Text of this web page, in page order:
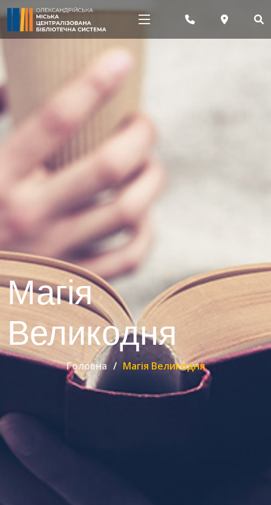
Магія
Великодня
Головна Магія Великодня